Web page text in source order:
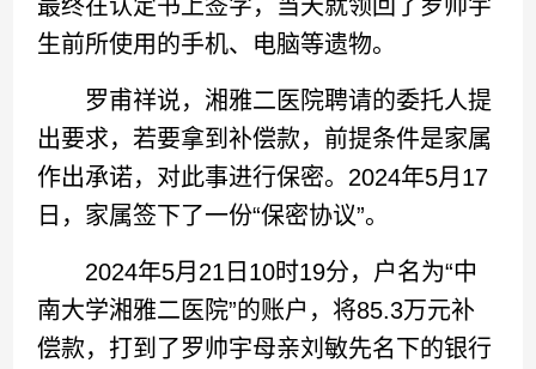
最终在认定书上签字，当天就领回了罗帅宇
生前所使用的手机、电脑等遗物。
罗甫祥说，湘雅二医院聘请的委托人提
出要求，若要拿到补偿款，前提条件是家属
作出承诺，对此事进行保密。2024年5月17
日，家属签下了一份“保密协议”。
2024年5月21日10时19分，户名为“中
南大学湘雅二医院”的账户，将85.3万元补
偿款，打到了罗帅宇母亲刘敏先名下的银行